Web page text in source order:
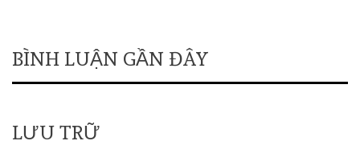
BÌNH LUẬN GẦN ĐÂY
LƯU TRỮ